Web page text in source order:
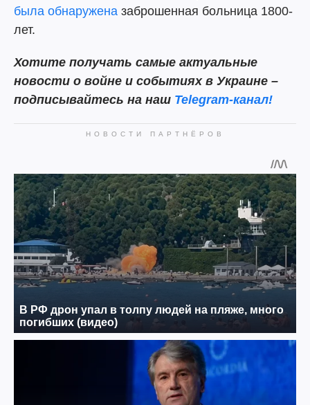
была обнаружена заброшенная больница 1800-
лет.
Хотите получать самые актуальные
новости о войне и событиях в Украине –
подписывайтесь на наш Telegram-канал!